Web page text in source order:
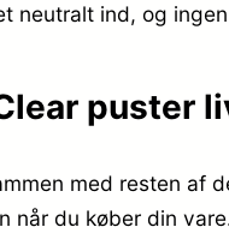
neutralt ind, og
puster
med resten
du køber din